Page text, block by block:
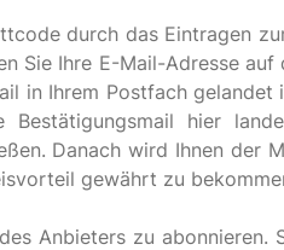
durch das Eintragen
Sie Ihre E-Mail-Adresse
in Ihrem Postfach
hier
Danach wird Ihnen der
gewährt zu
Anbieters zu abonnieren.